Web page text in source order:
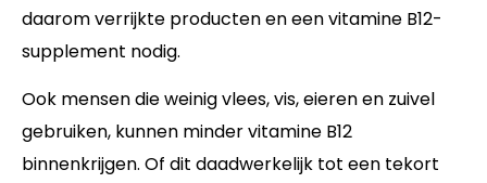
daarom verrijkte producten en een vitamine B12-
supplement nodig.
Ook mensen die weinig vlees, vis, eieren en zuivel
gebruiken, kunnen minder vitamine B12
binnenkrijgen. Of dit daadwerkelijk tot een tekort